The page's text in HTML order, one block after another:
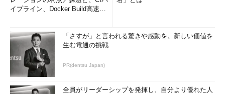
画面4
Database Migration Assistantを使用したManaged
Instanceとの互換性のアセスメント
イプライン、Docker Build高速化
「さすが」と言われる驚きや感動を。新しい価値を
生む電通の挑戦
PR(dentsu Japan)
全員がリーダーシップを発揮し、自分より優れた人